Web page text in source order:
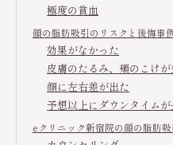
極度の貧血
顔の脂肪吸引のリスクと後悔事
効果がなかった
皮膚のたるみ、頬のこけ
顔に左右差が出た
予想以上にダウンタイム
eクリニック新宿院の顔の脂肪